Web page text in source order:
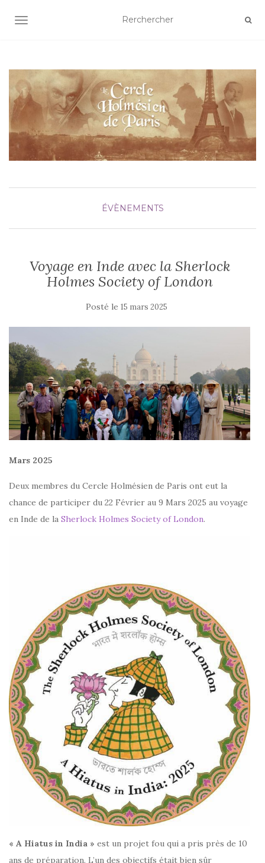
AFFICHER/MASQUER LA NAVIGATION
ÉVÈNEMENTS
Voyage en Inde avec la Sherlock
Holmes Society of London
Posté le 15 mars 2025
Mars 2025
Deux membres du Cercle Holmésien de Paris ont eut la
chance de participer du 22 Février au 9 Mars 2025 au voyage
en Inde de la Sherlock Holmes Society of London.
« A Hiatus in India » est un projet fou qui a pris près de 10
ans de préparation. L’un des objectifs était bien sûr